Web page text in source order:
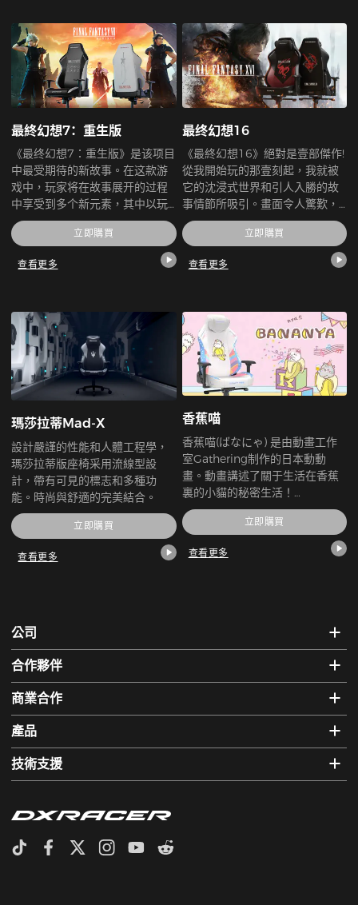
最終幻想7：重生版
《最终幻想7：重生版》是该项目
中最受期待的新故事。在这款游
戏中，玩家将在故事展开的过程
中享受到多个新元素，其中以玩
家前往原版《最终幻想7》中的
"被遗忘的首都 "之旅为高潮。
立即購買
查看更多
最终幻想16
《最終幻想16》絕對是壹部傑作!
從我開始玩的那壹刻起，我就被
它的沈浸式世界和引人入勝的故
事情節所吸引。畫面令人驚歎，
遊戲玩法流暢，對細節的關注是
無與倫比的。開發者在這款遊戲
中確實超越了自己。無論妳是該
系列的長期粉絲還是新玩家，
我介紹給這個不可思議的遊戲!
立即購買
查看更多
瑪莎拉蒂Mad-X
設計嚴謹的性能和人體工程學，
瑪莎拉蒂版座椅采用流線型設
計，帶有可見的標志和多種功
能。時尚與舒適的完美結合。
立即購買
查看更多
香蕉喵
香蕉喵(ばなにゃ) 是由動畫工作
室Gathering制作的日本動動
畫。動畫講述了關于生活在香蕉
裏的小貓的秘密生活！
“Bananya”既不是貓也不是香
蕉，但貓藏在香蕉裏。它們在人
立即購買
查看更多
公司
合作夥伴
商業合作
產品
技術支援